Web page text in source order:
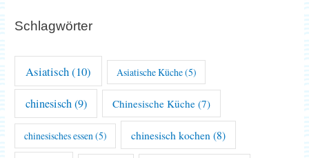
Schlagwörter
Asiatisch(10) Asiatische Küche(5)
chinesisch(9) Chinesische Küche (7)
chinesisches essen(5) chinesisch kochen (8)